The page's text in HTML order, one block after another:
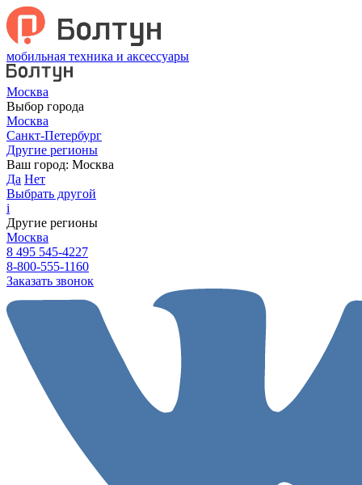
мобильная техника и аксессуары
Москва
Выбор города
Москва
Санкт-Петербург
Другие регионы
Ваш город: Москва
Да Нет
Выбрать другой
i
Другие регионы
Москва
8 495 545-4227
8-800-555-1160
Заказать звонок